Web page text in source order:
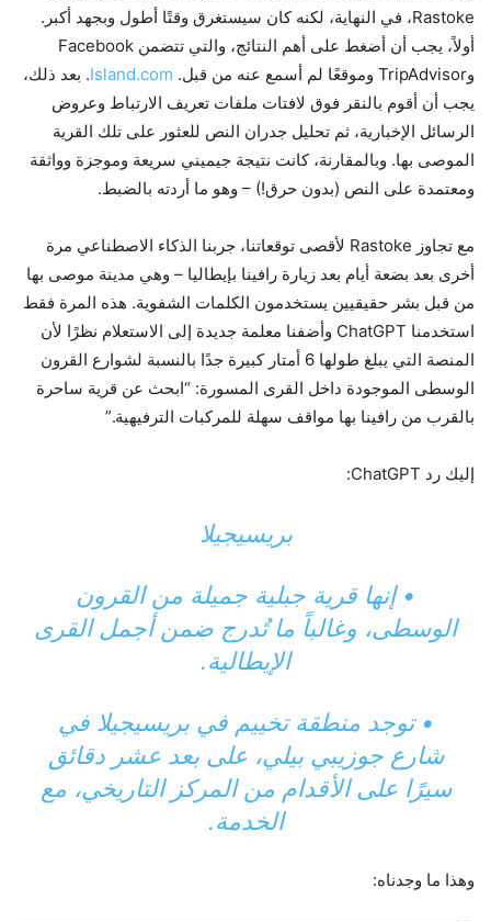
Rastoke، في النهاية، لكنه كان سيستغرق وقتًا أطول وبجهد أكبر.
أولاً، يجب أن أضغط على أهم النتائج، والتي تتضمن Facebook
وTripAdvisor وموقعًا لم أسمع عنه من قبل.
Island.com. بعد ذلك،
يجب أن أقوم بالنقر فوق لافتات ملفات تعريف الارتباط وعروض
الرسائل الإخبارية، ثم تحليل جدران النص للعثور على تلك القرية
الموصى بها. وبالمقارنة، كانت نتيجة جيميني سريعة وموجزة وواثقة
ومعتمدة على النص (بدون حرق!) – وهو ما أردته بالضبط.
مع تجاوز Rastoke لأقصى توقعاتنا، جربنا الذكاء الاصطناعي مرة
أخرى بعد بضعة أيام بعد زيارة رافينا بإيطاليا – وهي مدينة موصى بها
من قبل بشر حقيقيين يستخدمون الكلمات الشفوية. هذه المرة فقط
استخدمنا ChatGPT وأضفنا معلمة جديدة إلى الاستعلام نظرًا لأن
المنصة التي يبلغ طولها 6 أمتار كبيرة جدًا بالنسبة لشوارع القرون
الوسطى الموجودة داخل القرى المسورة: “ابحث عن قرية ساحرة
بالقرب من رافينا بها مواقف سهلة للمركبات الترفيهية.”
إليك رد ChatGPT:
بريسيجيلا
• إنها قرية جبلية جميلة من القرون
الوسطى، وغالباً ما تُدرج ضمن أجمل القرى
الإيطالية.
• توجد منطقة تخييم في بريسيجيلا في
شارع جوزيبي بيلي، على بعد عشر دقائق
سيرًا على الأقدام من المركز التاريخي، مع
الخدمة.
وهذا ما وجدناه: